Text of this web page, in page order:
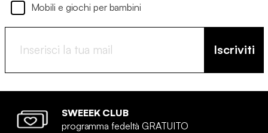
Mobili e giochi per bambini
Iscriviti
SWEEEK CLUB
programma fedeltà GRATUITO